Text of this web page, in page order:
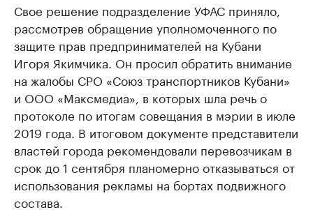
Свое решение подразделение УФАС приняло,
рассмотрев обращение уполномоченного по
защите прав предпринимателей на Кубани
Игоря Якимчика. Он просил обратить внимание
на жалобы СРО «Союз транспортников Кубани»
и ООО «Максмедиа», в которых шла речь о
протоколе по итогам совещания в мэрии в июле
2019 года. В итоговом документе представители
властей города рекомендовали перевозчикам в
срок до 1 сентября планомерно отказываться от
использования рекламы на бортах подвижного
состава.